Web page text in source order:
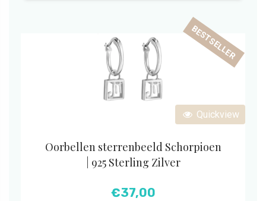
Quickview
BESTSELLER
Oorbellen sterrenbeeld Schorpioen
| 925 Sterling Zilver
€37,00